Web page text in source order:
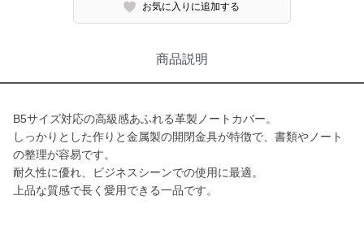
お気に入りに追加する
商品説明
B5サイズ対応の高級感あふれる革製ノートカバー。
しっかりとした作りと金属製の開閉金具が特徴で、書類やノート
の整理が容易です。
耐久性に優れ、ビジネスシーンでの使用に最適。
上品な質感で長く愛用できる一品です。